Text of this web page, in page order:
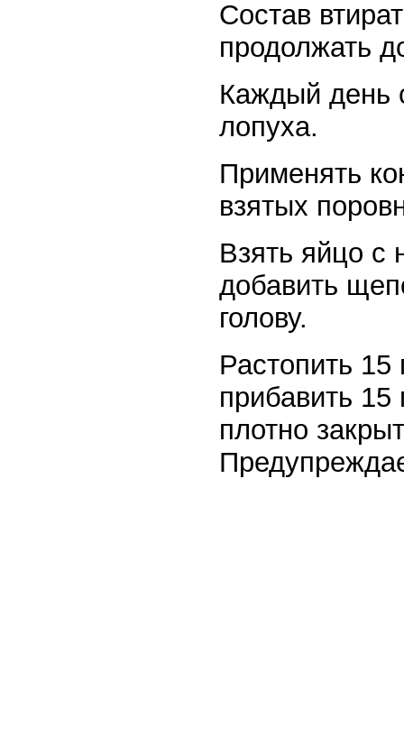
Состав
продолжать
Каждый день
лопуха.
Применять
взятых
Взять яйцо с
добавить
голову.
Растопить
прибавить
плотно